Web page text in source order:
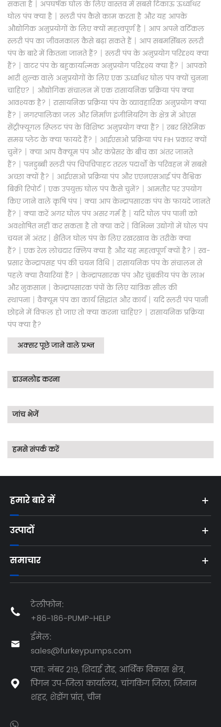
सकता है | अपघर्षक घोल के लिए वास्तव में सबसे टिकाऊ ऊर्ध्वाधर
घोल पंप क्या है |स्लरी पंप कैसे काम करता है और यह आपके
औद्योगिक अनुप्रयोगों के लिए क्यों महत्वपूर्ण है | आप अपने वर्टिकल
स्लरी पंप का जीवनकाल कैसे बढ़ा सकते हैं | आप सबमर्सिबल स्लरी
पंप के बारे में कितना जानते हैं? |स्लरी पंप के अनुप्रयोग परिदृश्य क्या
हैं? |वाटर पंप के बहुकार्यात्मक अनुप्रयोग परिदृश्य क्या हैं? | आपको
भारी शुल्क वाले अनुप्रयोगों के लिए एक ऊर्ध्वाधर घोल पंप क्यों चुनना
चाहिए? | औद्योगिक संचालन में एक रासायनिक प्रक्रिया पंप क्या
आवश्यक है? |रासायनिक प्रक्रिया पंप के व्यावहारिक अनुप्रयोग क्या
हैं? |नगरपालिका जल और निर्माण इंजीनियरिंग के क्षेत्र में ओएस
सेंट्रीफ्यूगल स्प्लिट पंप के विशिष्ट अनुप्रयोग क्या हैं? |रबर सिरेमिक
समग्र प्लेट के क्या फायदे हैं? | आईएसओ प्रक्रिया पंप FIH प्रकार क्यों
चुनें? |क्या आप वैक्यूम पंप और कंप्रेसर के बीच का अंतर जानते
हैं? |पनडुब्बी स्लरी पंप चिपचिपाहट तरल पदार्थों के परिवहन में सबसे
अच्छा क्यों है? | आईएसओ प्रक्रिया पंप और एएनएसआई पंप वैश्विक
बिक्री रिपोर्ट|एक उपयुक्त घोल पंप कैसे चुनें? | आमतौर पर उपयोग
किए जाने वाले कृषि पंप|क्या आप केन्द्रापसारक पंप के फायदे जानते
हैं? |क्या करें अगर घोल पंप असर गर्म है |यदि घोल पंप पानी को
अवशोषित नहीं कर सकता है तो क्या करें|विभिन्न उद्योगों में घोल पंप
चयन में अंतर| क्षैतिज घोल पंप के लिए रखरखाव के तरीके क्या
हैं? |एक रेल लोचदार क्लिप क्या है और यह महत्वपूर्ण क्यों है? |स्व-
प्रसार केन्द्रापसह पंप की चयन विधि|रासायनिक पंप के संचालन से
पहले क्या तैयारियां हैं? |केन्द्रापसारक पंप और चुंबकीय पंप के लाभ
और नुकसान|केन्द्रापसारक पंपों के लिए यांत्रिक सील की
स्थापना|वैक्यूम पंप का कार्य सिद्धांत और कार्य|यदि स्लरी पंप पानी
छोड़ने में विफल हो जाए तो क्या करना चाहिए? |रासायनिक प्रक्रिया
पंप क्या है?
अक्सर पूछे जाने वाले प्रश्न
डाउनलोड करना
जांच भेजें
हमसे संपर्क करें
हमारे बारे में
उत्पादों
समाचार

टेलीफोन:
+86-186-PUMP-HELP

ईमेल:
sales@furkeypumps.com

पता: नंबर 219, शिदाई रोड, आर्थिक विकास क्षेत्र,
पिंगन उप-जिला कार्यालय, चांगकिंग जिला, जिनान
शहर, शेडोंग प्रांत, चीन